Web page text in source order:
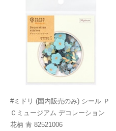
#ミドリ (国内販売のみ) シール Ｐ
Ｃミュージアム デコレーション
花柄 青 82521006